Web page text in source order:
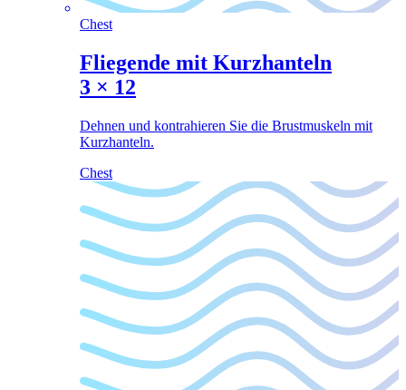
Chest
Fliegende mit Kurzhanteln
3 × 12
Dehnen und kontrahieren Sie die Brustmuskeln mit
Kurzhanteln.
Chest